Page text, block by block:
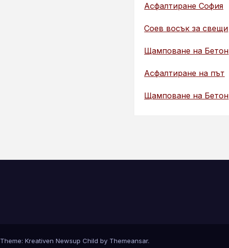
Асфалтиране София
Соев восък за свещи
Щамповане на Бетон
Асфалтиране на път
Щамповане на Бетон
Theme: Kreativen Newsup Child by Themeansar.